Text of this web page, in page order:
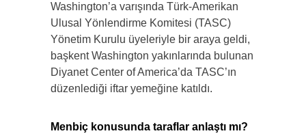
Washington’a varışında Türk-Amerikan
Ulusal Yönlendirme Komitesi (TASC)
Yönetim Kurulu üyeleriyle bir araya geldi,
başkent Washington yakınlarında bulunan
Diyanet Center of America’da TASC’ın
düzenlediği iftar yemeğine katıldı.
​Menbiç konusunda taraflar anlaştı mı?